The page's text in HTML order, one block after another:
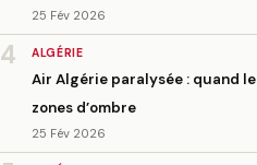
25 Fév 2026
4 ALGÉRIE
Air Algérie paralysée : quand
zones d’ombre
25 Fév 2026